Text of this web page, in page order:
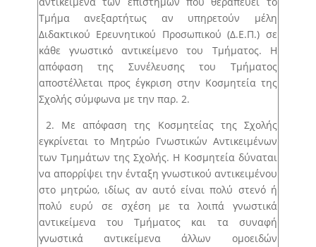
Διευθυντή Εργαστηρίου
Άρθρο 32 – Εκλογική διαδικασία για την ανάδειξη
εκπροσώπων των μελών Ε.ΔΙ.Π. και Ε.Τ.Ε.Π. στον
Τομέα, στη Συνέλευση, στην Κοσμητεία
Άρθρο 33 – Εκλογική διαδικασία για την ανάδειξη
των εκπροσώπων των φοιτητών/φοιτητριών στη
Συνέλευση του Τμήματος
Άρθρο 34 – Αξιολόγηση φοιτητή/φοιτήτριας από
τριμελή επιτροπή
Τμήμα ανεξαρτήτως αν υπηρετούν μέλη
Διδακτικού Ερευνητικού Προσωπικού (Δ.Ε.Π.) σε
κάθε γνωστικό αντικείμενο του Τμήματος. Η
απόφαση της Συνέλευσης του Τμήματος
αποστέλλεται προς έγκριση στην Κοσμητεία της
Σχολής σύμφωνα με την παρ. 2.
2. Με απόφαση της Κοσμητείας της Σχολής
εγκρίνεται το Μητρώο Γνωστικών Αντικειμένων
των Τμημάτων της Σχολής. Η Κοσμητεία δύναται
να απορρίψει την ένταξη γνωστικού αντικειμένου
στο μητρώο, ιδίως αν αυτό είναι πολύ στενό ή
πολύ ευρύ σε σχέση με τα λοιπά γνωστικά
αντικείμενα του Τμήματος και τα συναφή
γνωστικά αντικείμενα άλλων ομοειδών